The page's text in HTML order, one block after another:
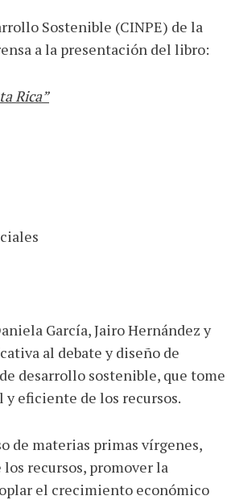
Sostenible (CINPE) de la
a la presentación del libro:
Rica”
García, Jairo Hernández y
al debate y diseño de
desarrollo sostenible, que tome
eficiente de los recursos.
de materias primas vírgenes,
recursos, promover la
el crecimiento económico